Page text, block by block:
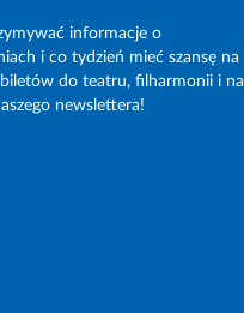
informacje o
i co tydzień mieć szansę na
do teatru, filharmonii i na
newslettera!